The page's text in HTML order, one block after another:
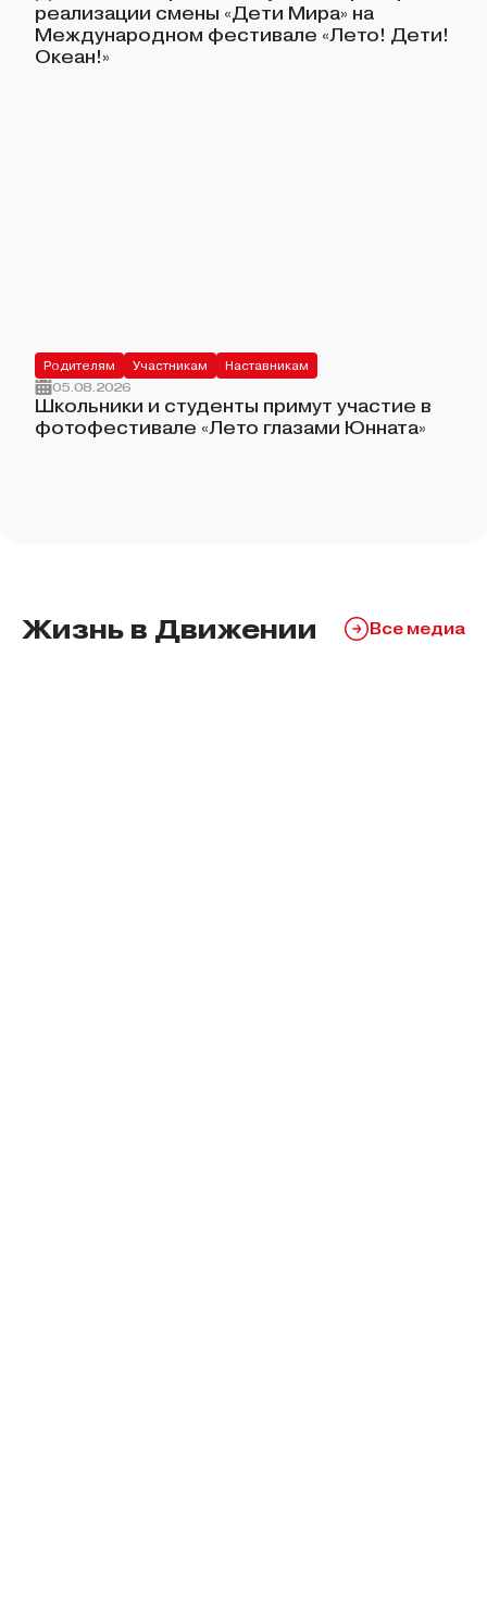
реализации смены «Дети Мира» на
Международном фестивале «Лето! Дети!
Океан!»
Родителям Участникам Наставникам
05.08.2026
Школьники и студенты примут участие в
фотофестивале «Лето глазами Юнната»
Жизнь в Движении Все медиа